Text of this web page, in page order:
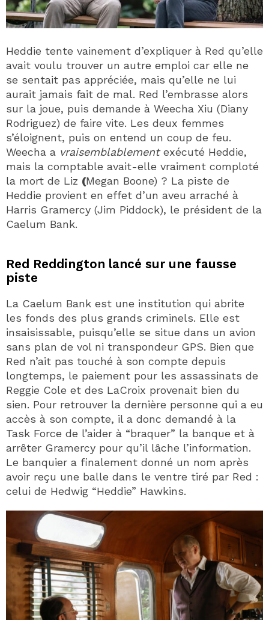
Heddie tente vainement d’expliquer à Red qu’elle
avait voulu trouver un autre emploi car elle ne
se sentait pas appréciée, mais qu’elle ne lui
aurait jamais fait de mal. Red l’embrasse alors
sur la joue, puis demande à Weecha Xiu (Diany
Rodriguez) de faire vite. Les deux femmes
s’éloignent, puis on entend un coup de feu.
Weecha a vraisemblablementexécuté Heddie,
mais la comptable avait-elle vraiment comploté
la mort de Liz (Megan Boone) ? La piste de
Heddie provient en effet d’un aveu arraché à
Harris Gramercy (Jim Piddock), le président de la
Caelum Bank.
Red Reddington lancé sur une fausse
piste
La Caelum Bank est une institution qui abrite
les fonds des plus grands criminels. Elle est
insaisissable, puisqu’elle se situe dans un avion
sans plan de vol ni transpondeur GPS. Bien que
Red n’ait pas touché à son compte depuis
longtemps, le paiement pour les assassinats de
Reggie Cole et des LaCroix provenait bien du
sien. Pour retrouver la dernière personne qui a eu
accès à son compte, il a donc demandé à la
Task Force de l’aider à “braquer” la banque et à
arrêter Gramercy pour qu’il lâche l’information.
Le banquier a finalement donné un nom après
avoir reçu une balle dans le ventre tiré par Red :
celui de Hedwig “Heddie” Hawkins.